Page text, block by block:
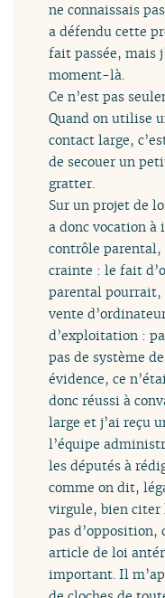
ne connaissais
a défendu cette
fait passée, mais
moment-là.
Ce n’est pas
Quand on utilise
contact large,
de secouer un
gratter.
Sur un projet de
a donc vocation à
contrôle
crainte : le fait
parental
vente
d’exploitation :
pas de système
évidence, ce
donc réussi à
large et j’ai reçu
l’équipe
les députés à
comme on dit,
virgule, bien citer
pas d’opposition,
article de loi
important. Il